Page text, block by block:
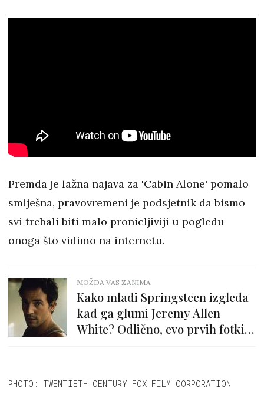
Premda je lažna najava za 'Cabin Alone' pomalo
smiješna, pravovremeni je podsjetnik da bismo
svi trebali biti malo pronicljiviji u pogledu
onoga što vidimo na internetu.
MOŽDA VAS ZANIMA
Kako mladi Springsteen izgleda
kad ga glumi Jeremy Allen
White? Odlično, evo prvih fotki
PHOTO: TWENTIETH CENTURY FOX FILM CORPORATION